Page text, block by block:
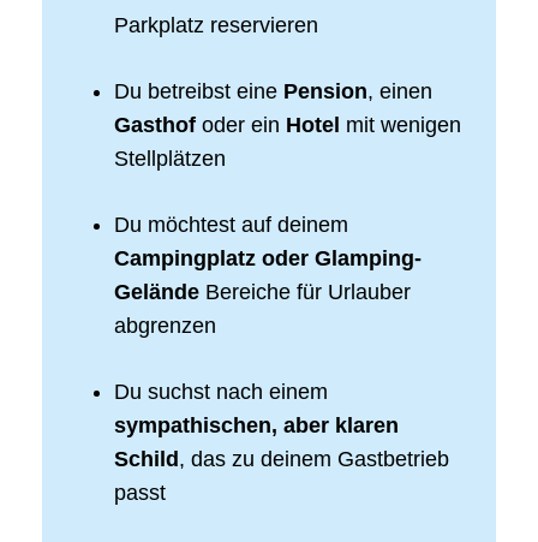
Parkplatz reservieren
Du betreibst eine Pension, einen
Gasthof oder ein Hotel mit wenigen
Stellplätzen
Du möchtest auf deinem
Campingplatz oder Glamping-
Gelände Bereiche für Urlauber
abgrenzen
Du suchst nach einem
sympathischen, aber klaren
Schild, das zu deinem Gastbetrieb
passt